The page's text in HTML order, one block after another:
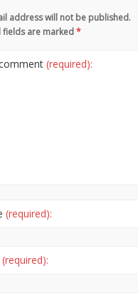
address will not be published.
fields are marked*
(required):
(required):
(required):